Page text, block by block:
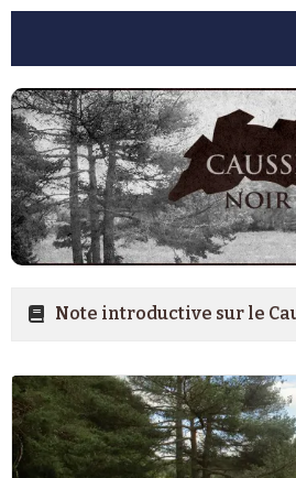
Note introductive sur le